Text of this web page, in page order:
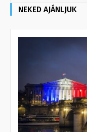
NEKED AJÁNLJUK